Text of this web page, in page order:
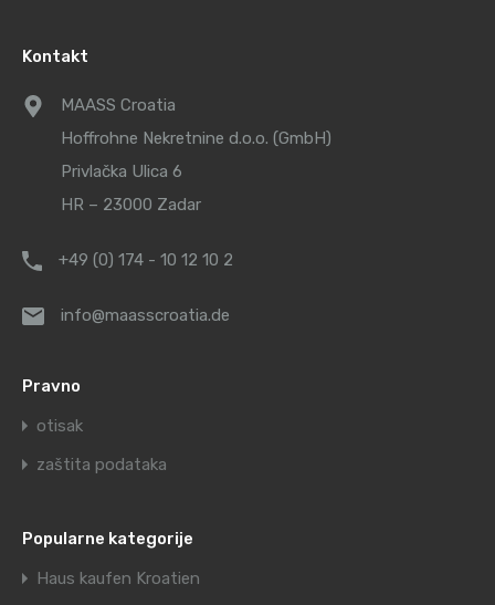
Kontakt
MAASS Croatia
Hoffrohne Nekretnine d.o.o. (GmbH)
Privlačka Ulica 6
HR – 23000 Zadar
+49 (0) 174 - 10 12 10 2
info@maasscroatia.de
Pravno
otisak
zaštita podataka
Popularne kategorije
Haus kaufen Kroatien